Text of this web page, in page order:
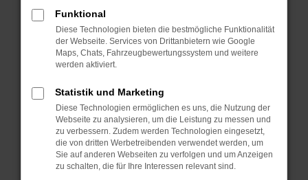
Starte dein Gerät neu.
Das kann manchmal helfen, vorübergehende
Probleme zu beheben.
Betriebssystem auf dem neuesten Stand
sind.
Veraltete Software birgt nicht nur ein
Sicherheitsrisiko, sondern kann auch dazu
führen, dass bestimmte Funktionen nicht mehr
unterstützt werden.
Funktional
Diese Technologien bieten die bestmögliche Funktionalität
der Webseite. Services von Drittanbietern wie Google
Maps, Chats, Fahrzeugbewertungssystem und weitere
werden aktiviert.
Statistik und Marketing
Diese Technologien ermöglichen es uns, die Nutzung der
Webseite zu analysieren, um die Leistung zu messen und
zu verbessern. Zudem werden Technologien eingesetzt,
die von dritten Werbetreibenden verwendet werden, um
Sie auf anderen Webseiten zu verfolgen und um Anzeigen
zu schalten, die für Ihre Interessen relevant sind.